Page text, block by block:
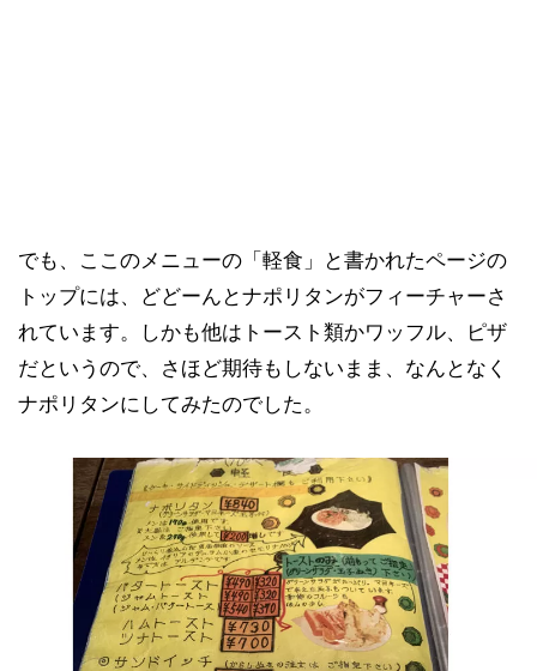
でも、ここのメニューの「軽食」と書かれたページの
トップには、どどーんとナポリタンがフィーチャーさ
れています。しかも他はトースト類かワッフル、ピザ
だというので、さほど期待もしないまま、なんとなく
ナポリタンにしてみたのでした。